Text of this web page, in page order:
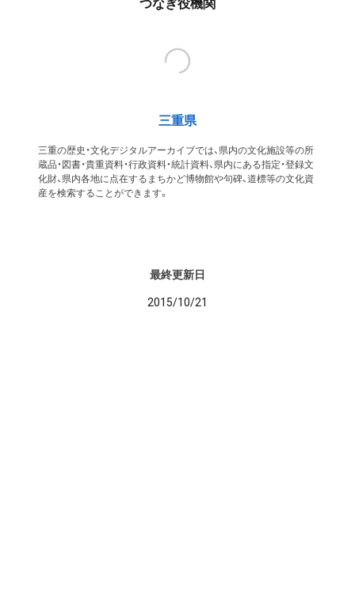
つなぎ役機関
三重県
三重の歴史・文化デジタルアーカイブでは、県内の文化施設等の所
蔵品・図書・貴重資料・行政資料・統計資料、県内にある指定・登録文
化財、県内各地に点在するまちかど博物館や句碑、道標等の文化資
産を検索することができます。
最終更新日
2015/10/21